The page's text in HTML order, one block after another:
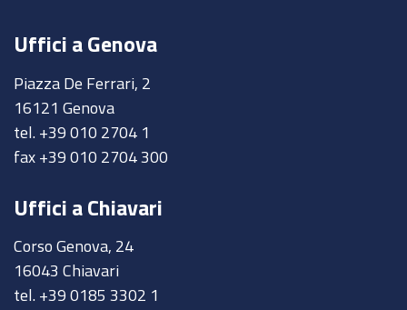
Uffici a Genova
Piazza De Ferrari, 2
16121 Genova
tel. +39 010 2704 1
fax +39 010 2704 300
Uffici a Chiavari
Corso Genova, 24
16043 Chiavari
tel. +39 0185 3302 1